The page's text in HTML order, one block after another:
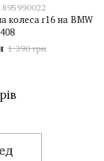
колеса r16 на BMW
1 390 грн